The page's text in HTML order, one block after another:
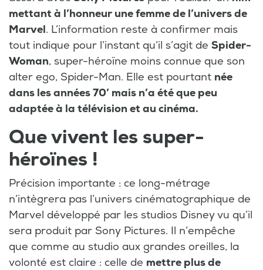
mettant à l’honneur une femme de l’univers de
Marvel. L’information reste à confirmer mais
tout indique pour l’instant qu’il s’agit de Spider-
Woman, super-héroïne moins connue que son
alter ego, Spider-Man. Elle est pourtant née
dans les années 70’ mais n’a été que peu
adaptée à la télévision et au cinéma.
Que vivent les super-
héroïnes !
Précision importante : ce long-métrage
n’intègrera pas l’univers cinématographique de
Marvel développé par les studios Disney vu qu’il
sera produit par Sony Pictures. Il n’empêche
que comme au studio aux grandes oreilles, la
volonté est claire : celle de mettre plus de